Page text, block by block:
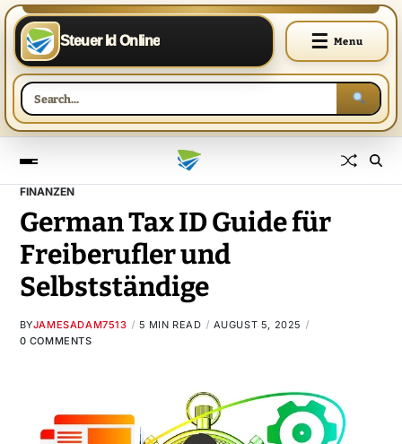
Steuer Id Online ☰ Menu
FINANZEN
German Tax ID Guide für
Freiberufler und
Selbstständige
BYJAMESADAM7513 5 MIN READ
AUGUST 5, 2025
0 COMMENTS